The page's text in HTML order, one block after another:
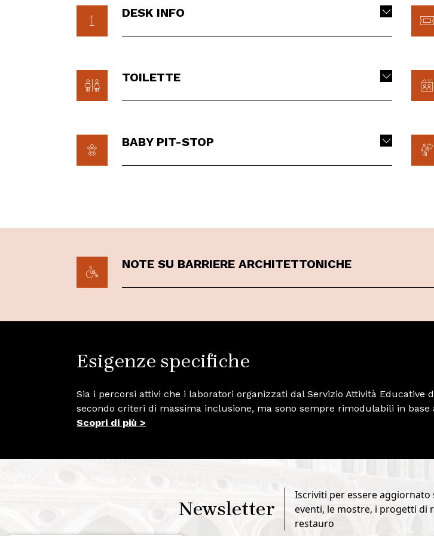
DESK INFO
TOILETTE
BABY PIT-STOP
NOTE SU BARRIERE ARCHITETTONICHE
Esigenze specifiche
Sia i percorsi attivi che i laboratori organizzati dal Servizio Attività Educative
secondo criteri di massima inclusione, ma sono sempre rimodulabili in base
Scopri di più >
Newsletter
Iscriviti per essere aggiornato
eventi, le mostre, i progetti di
restauro